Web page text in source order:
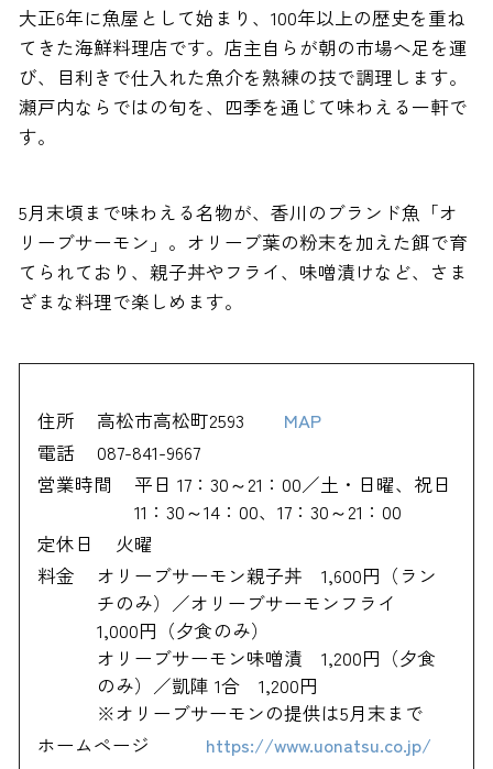
大正6年に魚屋として始まり、100年以上の歴史を重ね
てきた海鮮料理店です。店主自らが朝の市場へ足を運
び、目利きで仕入れた魚介を熟練の技で調理します。
瀬戸内ならではの旬を、四季を通じて味わえる一軒で
す。
5月末頃まで味わえる名物が、香川のブランド魚「オ
リーブサーモン」。オリーブ葉の粉末を加えた餌で育
てられており、親子丼やフライ、味噌漬けなど、さま
ざまな料理で楽しめます。
住所 高松市高松町2593
MAP
電話
087-841-9667
営業時間
平日 17：30～21：00／土・日曜、祝日
11：30～14：00、17：30～21：00
定休日
火曜
料金
オリーブサーモン親子丼 1,600円（ラン
チのみ）／オリーブサーモンフライ
1,000円（夕食のみ）
オリーブサーモン味噌漬 1,200円（夕食
のみ）／凱陣 1合 1,200円
※オリーブサーモンの提供は5月末まで
ホームページ
https://www.uonatsu.co.jp/